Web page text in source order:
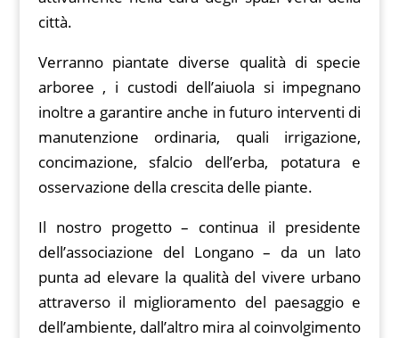
città.
Verranno piantate diverse qualità di specie
arboree , i custodi dell’aiuola si impegnano
inoltre a garantire anche in futuro interventi di
manutenzione ordinaria, quali irrigazione,
concimazione, sfalcio dell’erba, potatura e
osservazione della crescita delle piante.
Il nostro progetto – continua il presidente
dell’associazione del Longano – da un lato
punta ad elevare la qualità del vivere urbano
attraverso il miglioramento del paesaggio e
dell’ambiente, dall’altro mira al coinvolgimento